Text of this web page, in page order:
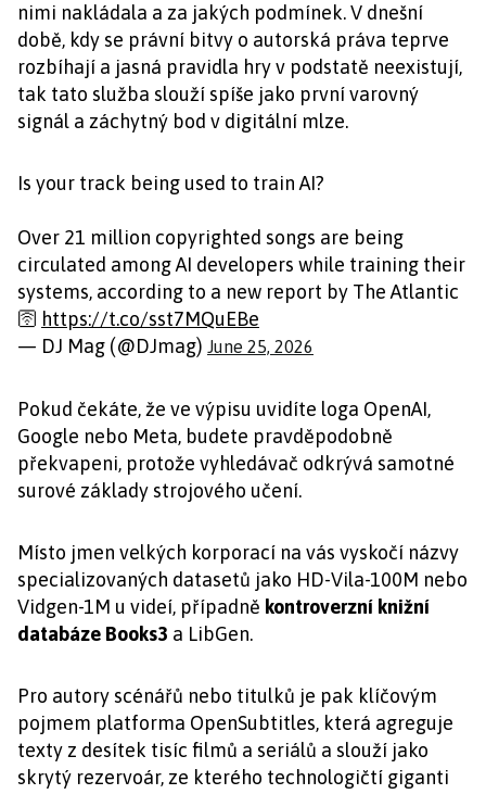
nimi nakládala a za jakých podmínek. V dnešní
době, kdy se právní bitvy o autorská práva teprve
rozbíhají a jasná pravidla hry v podstatě neexistují,
tak tato služba slouží spíše jako první varovný
signál a záchytný bod v digitální mlze.
Is your track being used to train AI?
Over 21 million copyrighted songs are being
circulated among AI developers while training their
systems, according to a new report by The Atlantic
🛜 https://t.co/sst7MQuEBe
— DJ Mag (@DJmag) June 25, 2026
Pokud čekáte, že ve výpisu uvidíte loga OpenAI,
Google nebo Meta, budete pravděpodobně
překvapeni, protože vyhledávač odkrývá samotné
surové základy strojového učení.
Místo jmen velkých korporací na vás vyskočí názvy
specializovaných datasetů jako HD-Vila-100M nebo
Vidgen-1M u videí, případně kontroverzní knižní
databáze Books3 a LibGen.
Pro autory scénářů nebo titulků je pak klíčovým
pojmem platforma OpenSubtitles, která agreguje
texty z desítek tisíc filmů a seriálů a slouží jako
skrytý rezervoár, ze kterého technologičtí giganti